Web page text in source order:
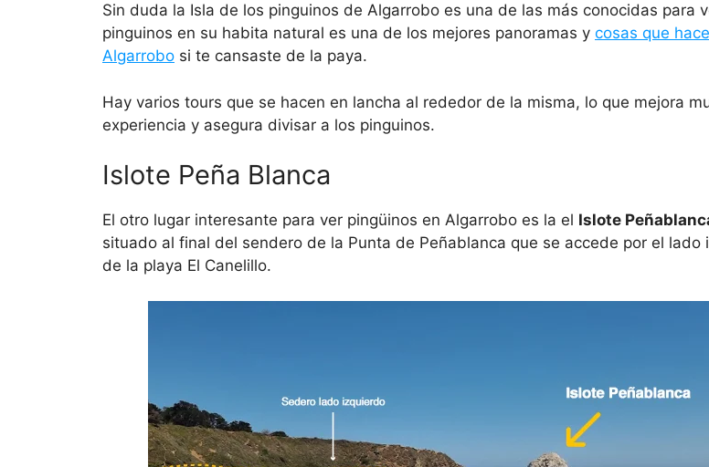
Sin duda la Isla de los pinguinos de Algarrobo es una de las más conocidas para
pinguinos en su habita natural es una de los mejores panoramas y cosas que
Algarrobo si te cansaste de la paya.
Hay varios tours que se hacen en lancha al rededor de la misma, lo que mejora
experiencia y asegura divisar a los pinguinos.
Islote Peña Blanca
El otro lugar interesante para ver pingüinos en Algarrobo es la el Islote
situado al final del sendero de la Punta de Peñablanca que se accede por el lado
de la playa El Canelillo.